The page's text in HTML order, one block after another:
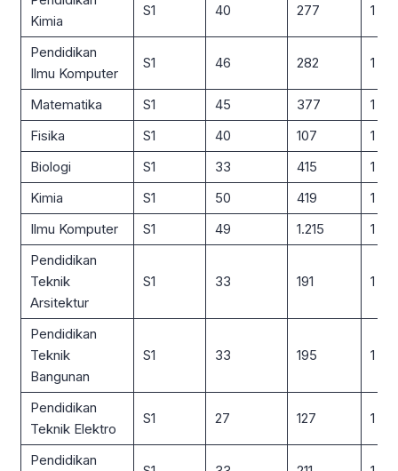
Kimia
S1 40 277 1 : 7
Pendidikan
Ilmu Komputer
S1 46 282 1 : 6
Matematika S1 45 377
1 : 8
Fisika
S1 40 107
1 : 3
Biologi
S1 33 415
1 : 13
Kimia
S1 50 419
1 : 8
Ilmu Komputer
S1 49 1.215
1 :
Pendidikan
Teknik
Arsitektur
S1 33 191 1 : 6
Pendidikan
Teknik
Bangunan
S1 33 195 1 : 6
Pendidikan
Teknik Elektro
S1 27 127 1 : 5
Pendidikan